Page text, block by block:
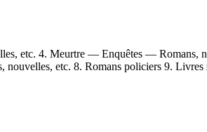
etc. 4. Meurtre — Enquêtes — Romans,
etc. 8. Romans policiers 9. Livres